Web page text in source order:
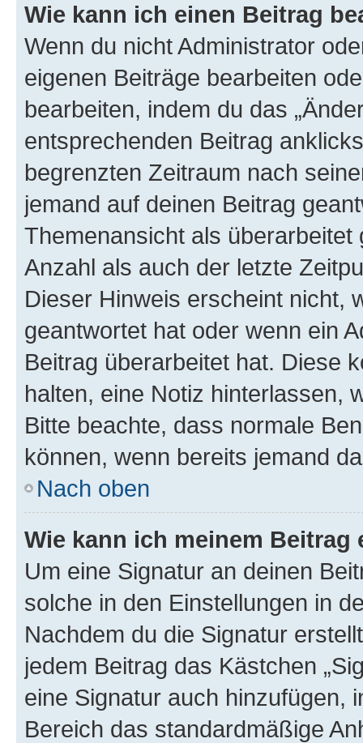
Wie kann ich einen Beitrag
Wenn du nicht Administrator
eigenen Beiträge bearbeiten
bearbeiten, indem du das
entsprechenden Beitrag
begrenzten Zeitraum nach
jemand auf deinen Beitrag
Themenansicht als
Anzahl als auch der letzte
Dieser Hinweis erscheint nicht,
geantwortet hat oder wenn ein
Beitrag überarbeitet hat. Diese
halten, eine Notiz hinterlassen,
Bitte beachte, dass normale
können, wenn bereits jemand
Nach oben
Wie kann ich meinem
Um eine Signatur an deinen
solche in den Einstellungen in
Nachdem du die Signatur
jedem Beitrag das Kästchen
eine Signatur auch hinzufügen,
Bereich das standardmäßige